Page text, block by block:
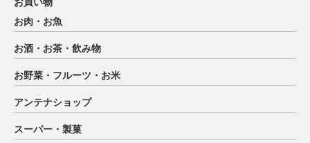
お肉・お魚
お酒・お茶・飲み物
お野菜・フルーツ・お米
アンテナショップ
スーパー・製菓